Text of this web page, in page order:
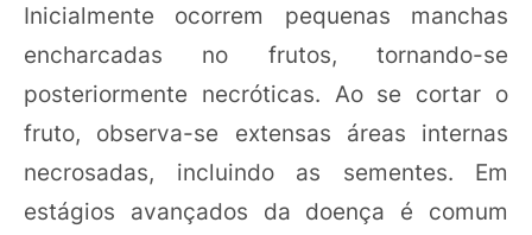
Inicialmente ocorrem pequenas manchas
encharcadas no frutos, tornando-se
posteriormente necróticas. Ao se cortar o
fruto, observa-se extensas áreas internas
necrosadas, incluindo as sementes. Em
estágios avançados da doença é comum